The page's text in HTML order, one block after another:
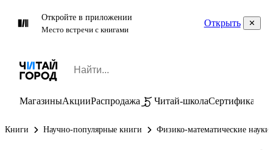
Откройте в приложении
Место встречи с книгами
Открыть
МагазиныАкцииРаспродажа Читай-школаСертификаты
Книги Научно-популярные книги Физико-математические науки